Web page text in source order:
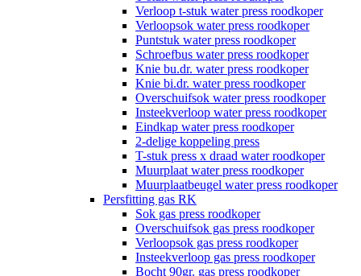
Verloop t-stuk water press roodkoper
Verloopsok water press roodkoper
Puntstuk water press roodkoper
Schroefbus water press roodkoper
Knie bu.dr. water press roodkoper
Knie bi.dr. water press roodkoper
Overschuifsok water press roodkoper
Insteekverloop water press roodkoper
Eindkap water press roodkoper
2-delige koppeling press
T-stuk press x draad water roodkoper
Muurplaat water press roodkoper
Muurplaatbeugel water press roodkoper
Persfitting gas RK
Sok gas press roodkoper
Overschuifsok gas press roodkoper
Verloopsok gas press roodkoper
Insteekverloop gas press roodkoper
Bocht 90gr. gas press roodkoper